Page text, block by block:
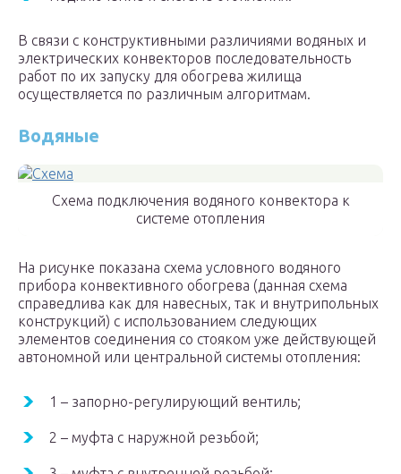
В связи с конструктивными различиями водяных и
электрических конвекторов последовательность
работ по их запуску для обогрева жилища
осуществляется по различным алгоритмам.
Водяные
Схема подключения водяного конвектора к
системе отопления
На рисунке показана схема условного водяного
прибора конвективного обогрева (данная схема
справедлива как для навесных, так и внутрипольных
конструкций) с использованием следующих
элементов соединения со стояком уже действующей
автономной или центральной системы отопления:
1 – запорно-регулирующий вентиль;
2 – муфта с наружной резьбой;